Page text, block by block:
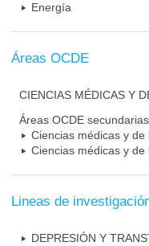
Energía
Áreas OCDE
CIENCIAS MÉDICAS Y
Áreas OCDE secundarias
Ciencias médicas y
Ciencias médicas y
Lineas de
DEPRESIÓN Y